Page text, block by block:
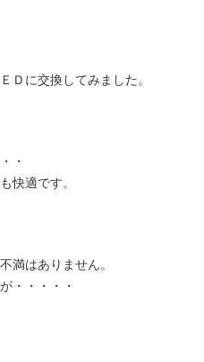
Ｄに交換してみました。
・
快適です。
満はありません。
・・・・・